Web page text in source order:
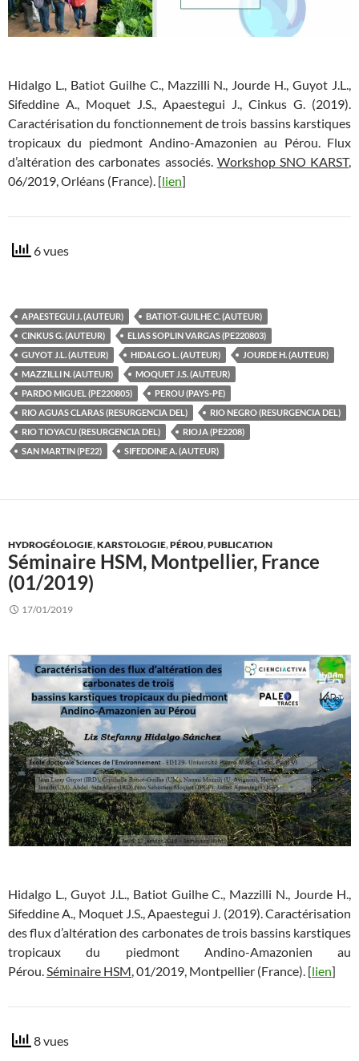
Hidalgo L., Batiot Guilhe C., Mazzilli N., Jourde H., Guyot J.L.,
Sifeddine A., Moquet J.S., Apaestegui J., Cinkus G. (2019).
Caractérisation du fonctionnement de trois bassins karstiques
tropicaux du piedmont Andino-Amazonien au Pérou. Flux
d’altération des carbonates associés. Workshop SNO KARST,
06/2019, Orléans (France). [lien]
6 vues
APAESTEGUI J. (AUTEUR)
BATIOT-GUILHE C. (AUTEUR)
CINKUS G. (AUTEUR)
ELIAS SOPLIN VARGAS (PE220803)
GUYOT J.L. (AUTEUR)
HIDALGO L. (AUTEUR)
JOURDE H. (AUTEUR)
MAZZILLI N. (AUTEUR)
MOQUET J.S. (AUTEUR)
PARDO MIGUEL (PE220805)
PEROU (PAYS-PE)
RIO AGUAS CLARAS (RESURGENCIA DEL)
RIO NEGRO (RESURGENCIA DEL)
RIO TIOYACU (RESURGENCIA DEL)
RIOJA (PE2208)
SAN MARTIN (PE22)
SIFEDDINE A. (AUTEUR)
HYDROGÉOLOGIE,KARSTOLOGIE,PÉROU,PUBLICATION
Séminaire HSM, Montpellier, France
(01/2019)
17/01/2019
Hidalgo L., Guyot J.L., Batiot Guilhe C., Mazzilli N., Jourde H.,
Sifeddine A., Moquet J.S., Apaestegui J. (2019). Caractérisation
des flux d’altération des carbonates de trois bassins karstiques
tropicaux du piedmont Andino-Amazonien au
Pérou.Séminaire HSM, 01/2019, Montpellier (France). [lien]
8 vues